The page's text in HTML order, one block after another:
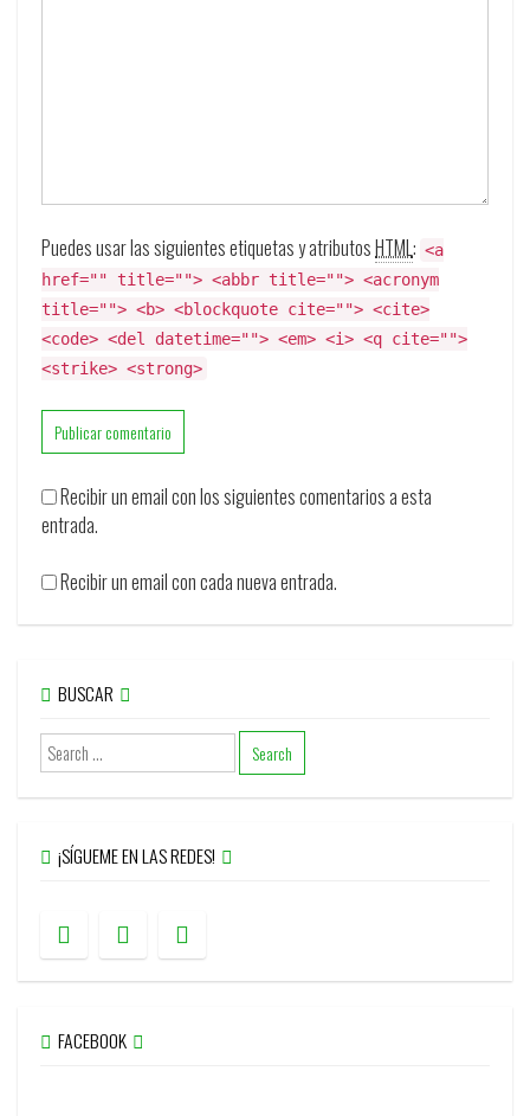
Puedes usar las siguientes etiquetas y atributosHTML: <a
href="" title=""> <abbr title=""> <acronym
title=""> <b> <blockquote cite=""> <cite>
<code> <del datetime=""> <em> <i> <q cite="">
<strike> <strong>
Recibir un email con los siguientes comentarios a esta
entrada.
Recibir un email con cada nueva entrada.
BUSCAR
¡SÍGUEME EN LAS REDES!
FACEBOOK